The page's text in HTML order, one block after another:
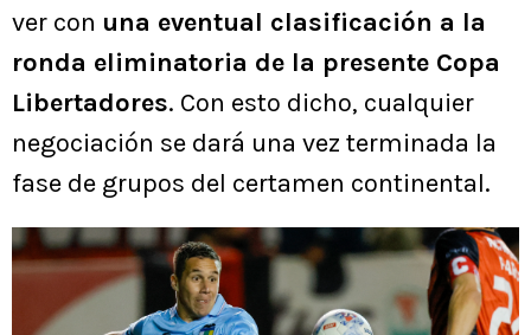
ver con una eventual clasificación a la
ronda eliminatoria de la presente Copa
Libertadores. Con esto dicho, cualquier
negociación se dará una vez terminada la
fase de grupos del certamen continental.